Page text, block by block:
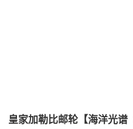
皇家加勒比邮轮【海洋光谱